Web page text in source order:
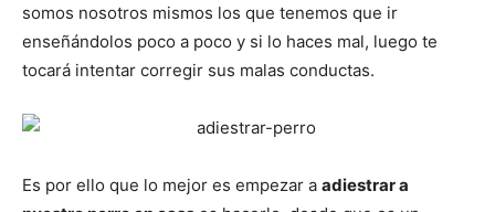
Razas
de
somos nosotros mismos los que tenemos que ir
enseñándolos poco a poco y si lo haces mal, luego te
tocará intentar corregir sus malas conductas.
Es por ello que lo mejor es empezar a adiestrar a